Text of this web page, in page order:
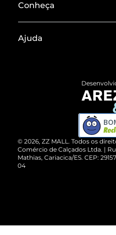
Conheça
Termos de Uso
ZZ MALL é confiável
Cartão Presente
Vendas Corporativas
Ajuda
Devolução do Produto
Compre pelo WhatsApp
© 2026, ZZ MALL. Todos os
Comércio de Calçados Ltda. |
Mathias, Cariacica/ES. CEP:
04